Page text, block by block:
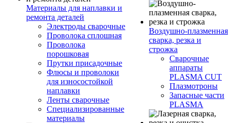
Материалы для наплавки и
ремонта деталей
Электроды сварочные
Проволока сплошная
Проволока
порошковая
Прутки присадочные
Флюсы и проволоки
для износостойкой
наплавки
Ленты сварочные
Специализированные
материалы
Воздушно-плазменная
сварка, резка и
строжка
Сварочные
аппараты
PLASMA CUT
Плазмотроны
Запасные части
PLASMA